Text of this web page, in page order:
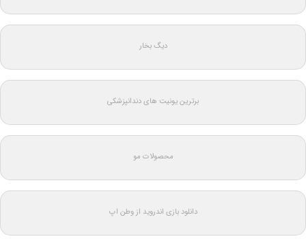
دیگ بخار
برترین یونیت های دندانپزشکی
محصولات مو
دانلود بازی اندروید از وطن اپ